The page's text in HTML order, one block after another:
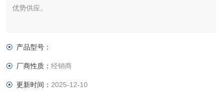
优势供应。
产品型号：
厂商性质：经销商
更新时间： 2025-12-10